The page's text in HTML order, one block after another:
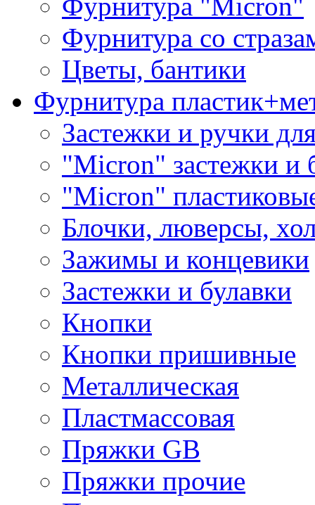
Фурнитура со
Цветы, бантики
Фурнитура
Застежки и ручки
"Micron" застежки и
"Micron"
Блочки, люверсы,
Зажимы и концевики
Застежки и булавки
Кнопки
Кнопки пришивные
Металлическая
Пластмассовая
Пряжки GB
Пряжки прочие